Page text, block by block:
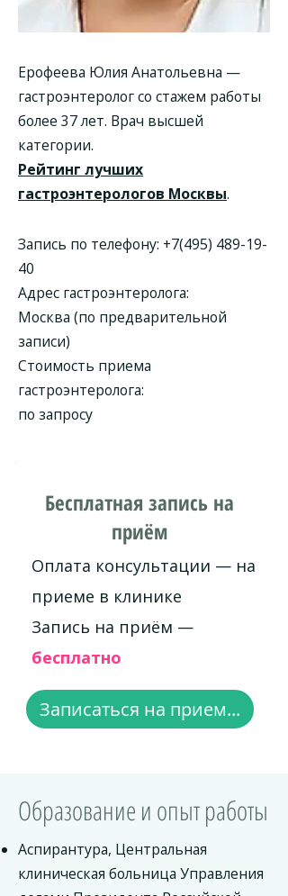
Ерофеева Юлия Анатольевна —
гастроэнтеролог со стажем работы
более 37 лет. Врач высшей
категории.
Рейтинг лучших
гастроэнтерологов Москвы.
Запись по телефону: +7(495) 489-19-
40
Адрес гастроэнтеролога:
Москва (по предварительной
записи)
Стоимость приема
гастроэнтеролога:
по запросу
Бесплатная запись на
приём
Оплата консультации — на
приеме в клинике
Запись на приём —
бесплатно
Записаться на прием...
Образование и опыт работы
Аспирантура, Центральная
клиническая больница Управления